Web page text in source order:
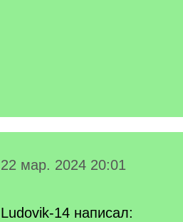
22 мар. 2024 20:01
Ludovik-14 написал: